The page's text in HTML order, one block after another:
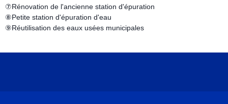
⑦Rénovation de l'ancienne station d'épuration
⑧Petite station d'épuration d'eau
⑨Réutilisation des eaux usées municipales